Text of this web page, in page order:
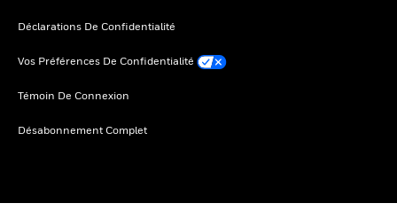
Déclarations De Confidentialité
Vos Préférences De Confidentialité
Témoin De Connexion
Désabonnement Complet